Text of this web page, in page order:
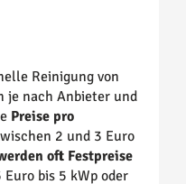
Reinigung von
je nach Anbieter und
Preise pro
2 und 3 Euro
oft Festpreise
bis 5 kWp oder